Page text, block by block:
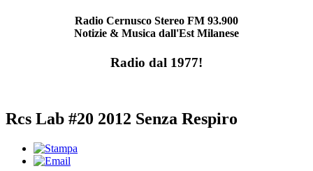
Radio Cernusco Stereo FM 93.900
Notizie & Musica dall'Est Milanese
Radio dal 1977!
Rcs Lab #20 2012 Senza Respiro